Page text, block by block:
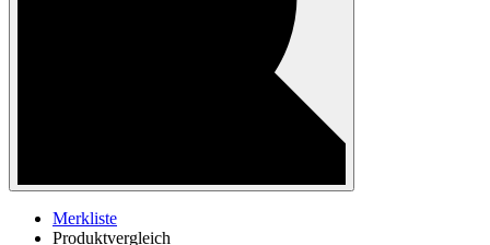
Merkliste
Produktvergleich